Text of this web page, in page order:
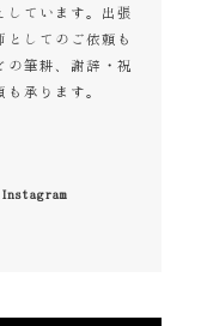
しています。出張
としてのご依頼も
の筆耕、謝辞・祝
承ります。
Instagram